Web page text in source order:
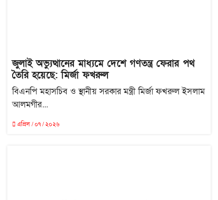
জুলাই অভ্যুত্থানের মাধ্যমে দেশে গণতন্ত্র ফেরার পথ
তৈরি হয়েছে: মির্জা ফখরুল
বিএনপি মহাসচিব ও স্থানীয় সরকার মন্ত্রী মির্জা ফখরুল ইসলাম
আলমগীর...
এপ্রিল / ০৭ / ২০২৬